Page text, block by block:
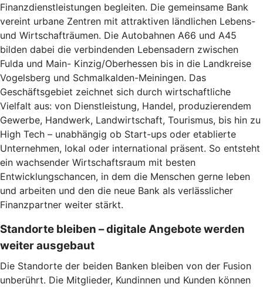
Finanzdienstleistungen begleiten. Die gemeinsame Bank
vereint urbane Zentren mit attraktiven ländlichen Lebens-
und Wirtschafträumen. Die Autobahnen A66 und A45
bilden dabei die verbindenden Lebensadern zwischen
Fulda und Main- Kinzig/Oberhessen bis in die Landkreise
Vogelsberg und Schmalkalden-Meiningen. Das
Geschäftsgebiet zeichnet sich durch wirtschaftliche
Vielfalt aus: von Dienstleistung, Handel, produzierendem
Gewerbe, Handwerk, Landwirtschaft, Tourismus, bis hin zu
High Tech – unabhängig ob Start-ups oder etablierte
Unternehmen, lokal oder international präsent. So entsteht
ein wachsender Wirtschaftsraum mit besten
Entwicklungschancen, in dem die Menschen gerne leben
und arbeiten und den die neue Bank als verlässlicher
Finanzpartner weiter stärkt.
Standorte bleiben – digitale Angebote werden
weiter ausgebaut
Die Standorte der beiden Banken bleiben von der Fusion
unberührt. Die Mitglieder, Kundinnen und Kunden können